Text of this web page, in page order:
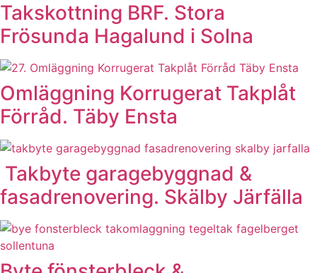
Takskottning BRF. Stora
Frösunda Hagalund i Solna
Omläggning Korrugerat Takplåt
Förråd. Täby Ensta
Takbyte garagebyggnad &
fasadrenovering. Skälby Järfälla